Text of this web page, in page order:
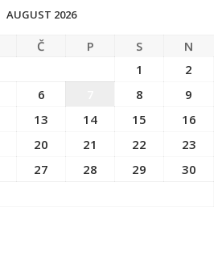
AUGUST 2026
Č P S
N
1
2
6 8
9
13 14 15
16
20 21 22
23
27 28 29
30